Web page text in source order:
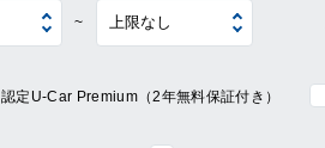
~
認定U-Car Premium（2年無料保証付き）